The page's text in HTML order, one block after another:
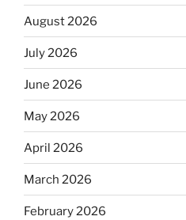
August 2026
July 2026
June 2026
May 2026
April 2026
March 2026
February 2026